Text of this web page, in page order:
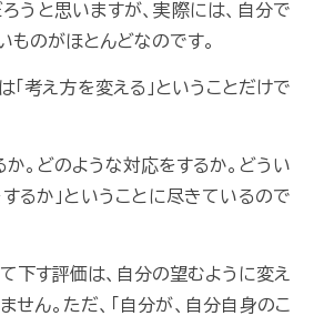
うと思いますが、実際には、自分で
ものがほとんどなのです。
「考え方を変える」ということだけで
か。どのような対応をするか。どうい
るか」ということに尽きているので
下す評価は、自分の望むように変え
せん。ただ、「自分が、自分自身のこ